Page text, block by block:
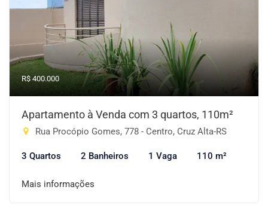
R$ 400.000
Apartamento à Venda com 3 quartos, 110m²
Rua Procópio Gomes, 778 - Centro, Cruz Alta-RS
3 Quartos 2 Banheiros 1 Vaga 110 m²
Mais informações